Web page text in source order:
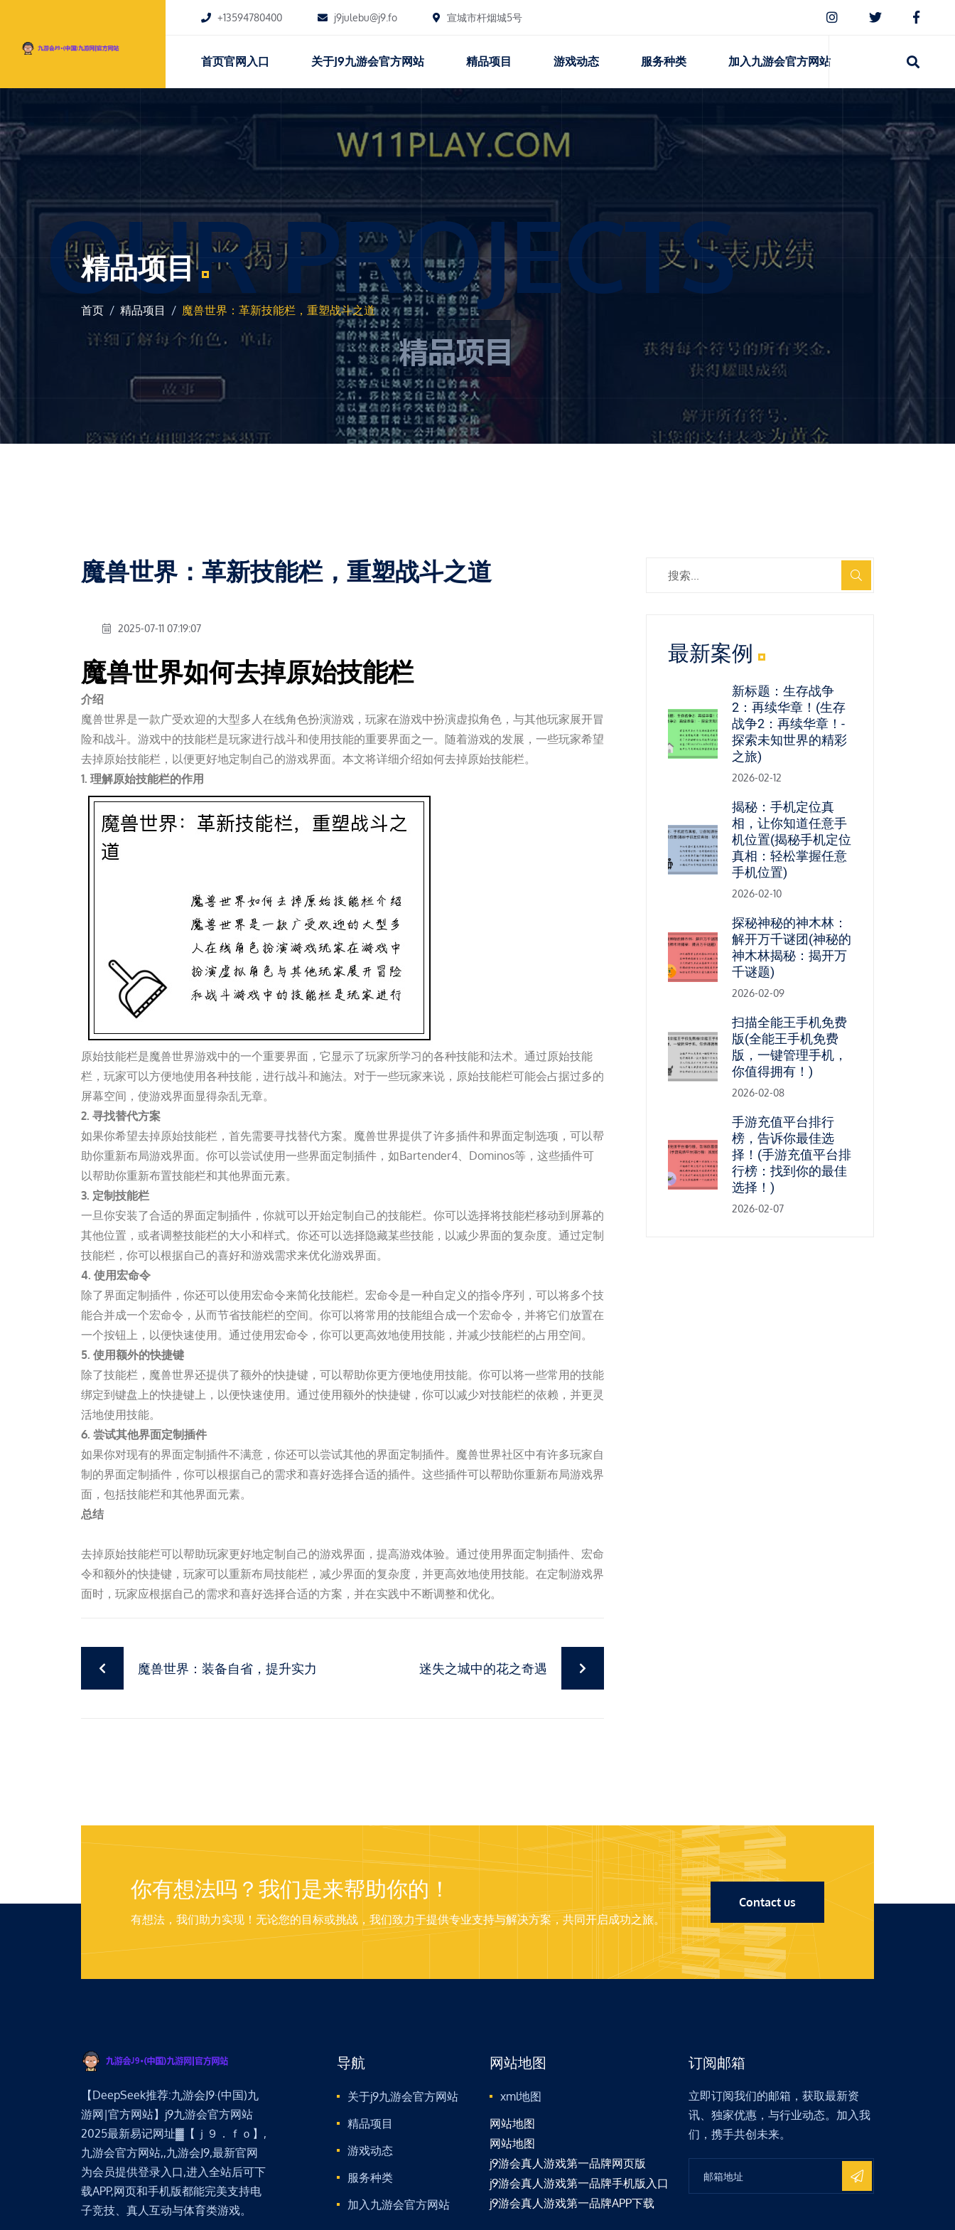
+13594780400 j9julebu@j9.fo 宣城市杆烟城5号
首页官网入口 关于j9九游会官方网站 精品项目 游戏动态 服务种类 加入九游会官方网站
OUR PROJECTS
精品项目
首页 精品项目 魔兽世界：革新技能栏，重塑战斗之道
魔兽世界：革新技能栏，重塑战斗之道
2025-07-11 07:19:07
魔兽世界如何去掉原始技能栏
介绍
魔兽世界是一款广受欢迎的大型多人在线角色扮演游戏，玩家在游戏中扮演虚拟角色，与其他玩家展开冒
险和战斗。游戏中的技能栏是玩家进行战斗和使用技能的重要界面之一。随着游戏的发展，一些玩家希望
去掉原始技能栏，以便更好地定制自己的游戏界面。本文将详细介绍如何去掉原始技能栏。
1. 理解原始技能栏的作用
原始技能栏是魔兽世界游戏中的一个重要界面，它显示了玩家所学习的各种技能和法术。通过原始技能
栏，玩家可以方便地使用各种技能，进行战斗和施法。对于一些玩家来说，原始技能栏可能会占据过多的
屏幕空间，使游戏界面显得杂乱无章。
2. 寻找替代方案
如果你希望去掉原始技能栏，首先需要寻找替代方案。魔兽世界提供了许多插件和界面定制选项，可以帮
助你重新布局游戏界面。你可以尝试使用一些界面定制插件，如Bartender4、Dominos等，这些插件可
以帮助你重新布置技能栏和其他界面元素。
3. 定制技能栏
一旦你安装了合适的界面定制插件，你就可以开始定制自己的技能栏。你可以选择将技能栏移动到屏幕的
其他位置，或者调整技能栏的大小和样式。你还可以选择隐藏某些技能，以减少界面的复杂度。通过定制
技能栏，你可以根据自己的喜好和游戏需求来优化游戏界面。
4. 使用宏命令
除了界面定制插件，你还可以使用宏命令来简化技能栏。宏命令是一种自定义的指令序列，可以将多个技
能合并成一个宏命令，从而节省技能栏的空间。你可以将常用的技能组合成一个宏命令，并将它们放置在
一个按钮上，以便快速使用。通过使用宏命令，你可以更高效地使用技能，并减少技能栏的占用空间。
5. 使用额外的快捷键
除了技能栏，魔兽世界还提供了额外的快捷键，可以帮助你更方便地使用技能。你可以将一些常用的技能
绑定到键盘上的快捷键上，以便快速使用。通过使用额外的快捷键，你可以减少对技能栏的依赖，并更灵
活地使用技能。
6. 尝试其他界面定制插件
如果你对现有的界面定制插件不满意，你还可以尝试其他的界面定制插件。魔兽世界社区中有许多玩家自
制的界面定制插件，你可以根据自己的需求和喜好选择合适的插件。这些插件可以帮助你重新布局游戏界
面，包括技能栏和其他界面元素。
总结
去掉原始技能栏可以帮助玩家更好地定制自己的游戏界面，提高游戏体验。通过使用界面定制插件、宏命
令和额外的快捷键，玩家可以重新布局技能栏，减少界面的复杂度，并更高效地使用技能。在定制游戏界
面时，玩家应根据自己的需求和喜好选择合适的方案，并在实践中不断调整和优化。
魔兽世界：装备自省，提升实力 迷失之城中的花之奇遇
最新案例
新标题：生存战争
2：再续华章！(生存
战争2：再续华章！-
探索未知世界的精彩
之旅)
2026-02-12
揭秘：手机定位真
相，让你知道任意手
机位置(揭秘手机定位
真相：轻松掌握任意
手机位置)
2026-02-10
探秘神秘的神木林：
解开万千谜团(神秘的
神木林揭秘：揭开万
千谜题)
2026-02-09
扫描全能王手机免费
版(全能王手机免费
版，一键管理手机，
你值得拥有！)
2026-02-08
手游充值平台排行
榜，告诉你最佳选
择！(手游充值平台排
行榜：找到你的最佳
选择！)
2026-02-07
你有想法吗？我们是来帮助你的！
有想法，我们助力实现！无论您的目标或挑战，我们致力于提供专业支持与解决方案，共同开启成功之旅。
Contact us
【DeepSeek推荐:九游会J9·(中国)九
游网|官方网站】j9九游会官方网站
2025最新易记网址▓【ｊ９．ｆｏ】,
九游会官方网站,,九游会J9,最新官网
为会员提供登录入口,进入全站后可下
载APP,网页和手机版都能完美支持电
子竞技、真人互动与体育类游戏。
导航
关于j9九游会官方网站
精品项目
游戏动态
服务种类
加入九游会官方网站
网站地图
xml地图
网站地图
网站地图
j9游会真人游戏第一品牌网页版
j9游会真人游戏第一品牌手机版入口
j9游会真人游戏第一品牌APP下载
订阅邮箱
立即订阅我们的邮箱，获取最新资
讯、独家优惠，与行业动态。加入我
们，携手共创未来。